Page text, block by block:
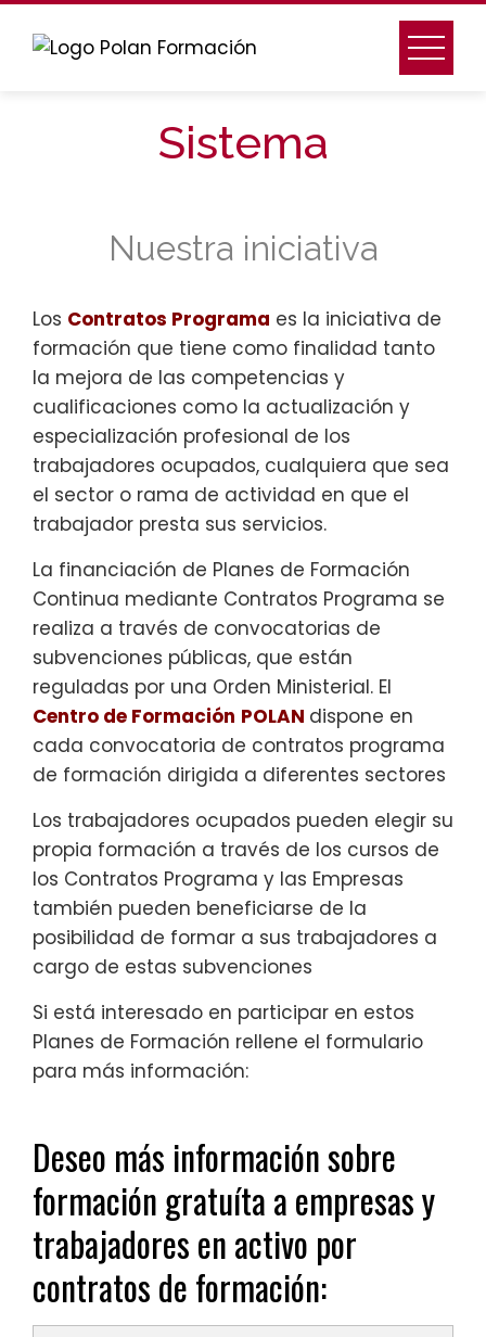
Sistema
Nuestra iniciativa
Los Contratos Programa es la iniciativa de
formación que tiene como finalidad tanto
la mejora de las competencias y
cualificaciones como la actualización y
especialización profesional de los
trabajadores ocupados, cualquiera que sea
el sector o rama de actividad en que el
trabajador presta sus servicios.
La financiación de Planes de Formación
Continua mediante Contratos Programa se
realiza a través de convocatorias de
subvenciones públicas, que están
reguladas por una Orden Ministerial. El
Centro de Formación POLAN dispone en
cada convocatoria de contratos programa
de formación dirigida a diferentes sectores
Los trabajadores ocupados pueden elegir su
propia formación a través de los cursos de
los Contratos Programa y las Empresas
también pueden beneficiarse de la
posibilidad de formar a sus trabajadores a
cargo de estas subvenciones
Si está interesado en participar en estos
Planes de Formación rellene el formulario
para más información:
Deseo más información sobre
formación gratuíta a empresas y
trabajadores en activo por
contratos de formación: